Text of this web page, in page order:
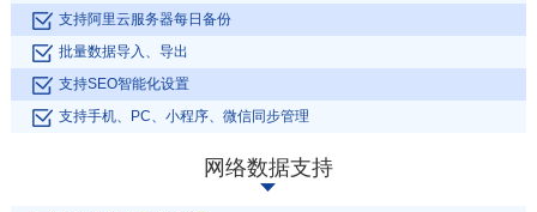
轻松管理文件，
清理无用图片资
料
全站所有信息进行匹配，轻松获
取想要的信息
将产品数据一键转移到其他分类
于SEO优化排
在线播放
支持阿里云服务器每日备份
批量数据导入、导出
支持SEO智能化设置
支持手机、PC、小程序、微信同步管理
网络数据支持